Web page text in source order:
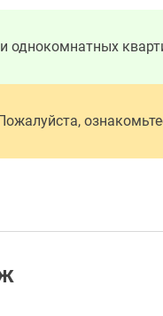
однокомнатных